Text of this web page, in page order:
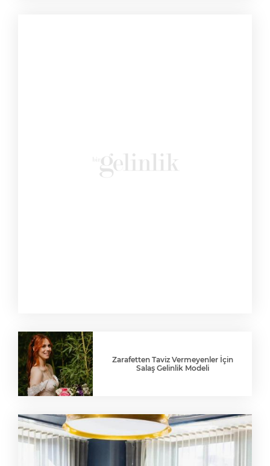
Zarafetten Taviz Vermeyenler İçin
Salaş Gelinlik Modeli